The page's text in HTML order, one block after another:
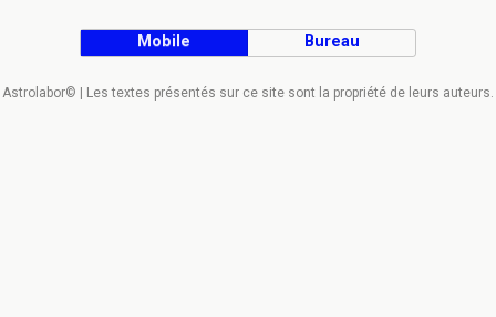
Mobile Bureau
Astrolabor© | Les textes présentés sur ce site sont la propriété de leurs auteurs.